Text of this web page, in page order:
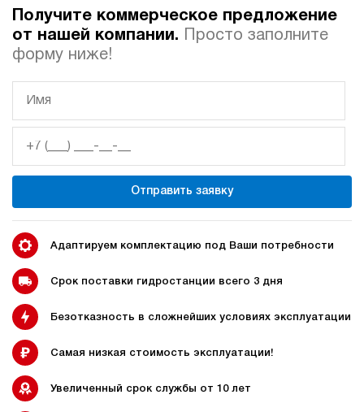
гидростанции
Гидростанция с домкратом
Гидростанции 220 Вольт
Гидростанции мощностью 5
Гидростанции для свай Двухпоточные гидростанции
Получите коммерческое предложение
от нашей компании.
Просто заполните
форму ниже!
Отправить заявку
Адаптируем комплектацию под Ваши потребности
Срок поставки гидростанции всего 3 дня
Безотказность в сложнейших условиях эксплуатации
Самая низкая стоимость эксплуатации!
Увеличенный срок службы от 10 лет